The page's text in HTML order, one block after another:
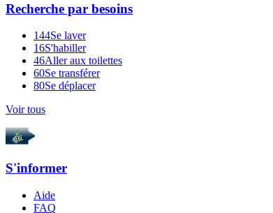
Recherche par besoins
144Se laver
16S'habiller
46Aller aux toilettes
60Se transférer
80Se déplacer
Voir tous
S'informer
Aide
FAQ